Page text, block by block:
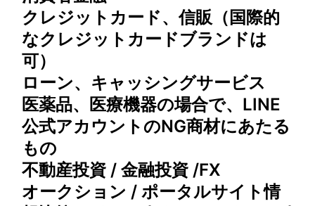
クレジットカード、信販（国際的
なクレジットカードブランドは
可）
ローン、キャッシングサービス
医薬品、医療機器の場合で、LINE
公式アカウントのNG商材にあたる
もの
不動産投資 / 金融投資 /FX
オークション / ポータルサイト情